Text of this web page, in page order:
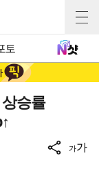
토
승률
가가